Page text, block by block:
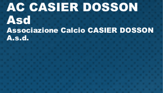
AC CASIER DOSSON
Asd
Associazione Calcio CASIER DOSSON
A.s.d.